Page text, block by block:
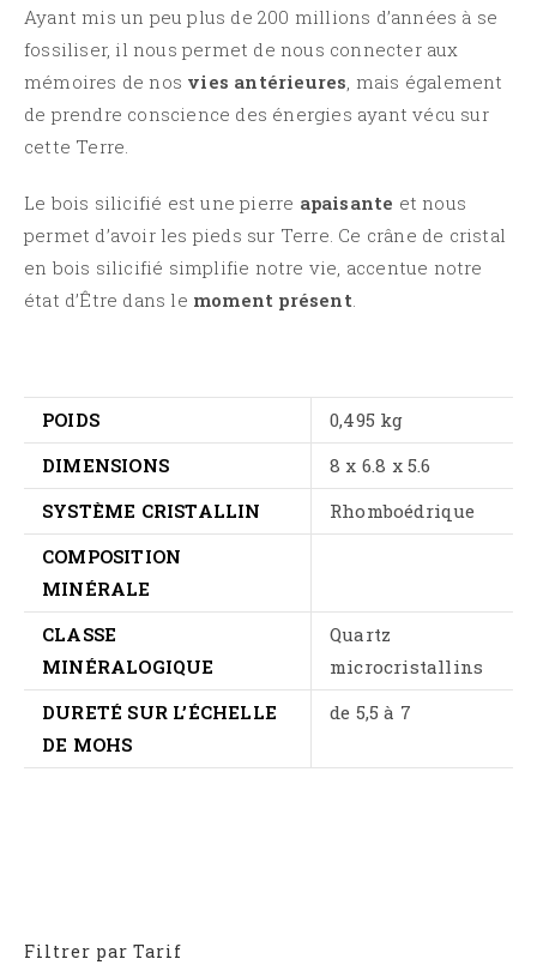
Ayant mis un peu plus de 200 millions d’années à se
fossiliser, il nous permet de nous connecter aux
mémoires de nos vies antérieures, mais également
de prendre conscience des énergies ayant vécu sur
cette Terre.
Le bois silicifié est une pierre apaisante et nous
permet d’avoir les pieds sur Terre. Ce crâne de cristal
en bois silicifié simplifie notre vie, accentue notre
état d’Être dans le moment présent.
POIDS
0,495 kg
DIMENSIONS
8 x 6.8 x 5.6
SYSTÈME CRISTALLIN
Rhomboédrique
COMPOSITION
MINÉRALE
CLASSE
MINÉRALOGIQUE
Quartz
microcristallins
DURETÉ SUR L’ÉCHELLE
DE MOHS
de 5,5 à 7
Filtrer par Tarif